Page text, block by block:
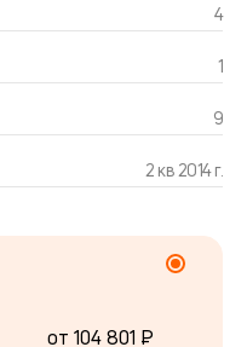
4
1
9
2 кв 2014 г.
от 104 801 ₽